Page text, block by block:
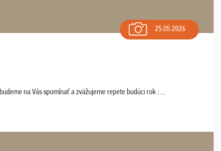
25.05.2026
na Vás spomínať a zväžujeme repete budúci rok : ...